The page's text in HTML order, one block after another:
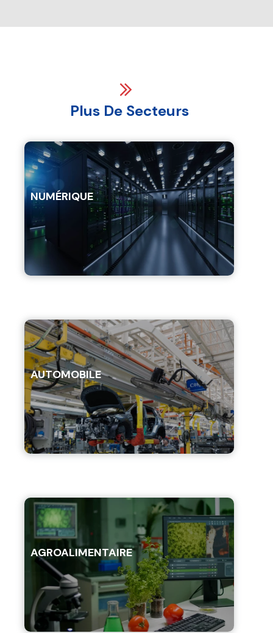
Plus De Secteurs
NUMÉRIQUE
AUTOMOBILE
AGROALIMENTAIRE